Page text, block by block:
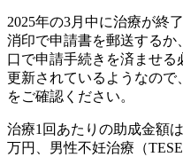
2025年の3月中に治療が終
消印で申請書を郵送するか
口で申請手続きを済ませ
更新されているようなので
をご確認ください。
治療1回あたりの助成金額は
万円
男性不妊治療（